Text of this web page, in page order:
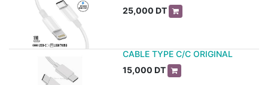
25,000 DT
CABLE TYPE C/C ORIGINAL
15,000 DT